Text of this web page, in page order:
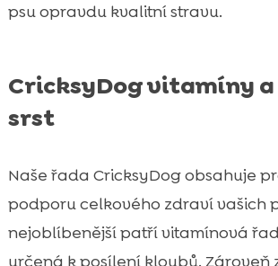
psu opravdu kvalitní stravu.
CricksyDog vitamíny a
srst
Naše řada CricksyDog obsahuje
podporu celkového zdraví vašich
nejoblíbenější patří vitamínová
určená k posílení kloubů. Zároveň